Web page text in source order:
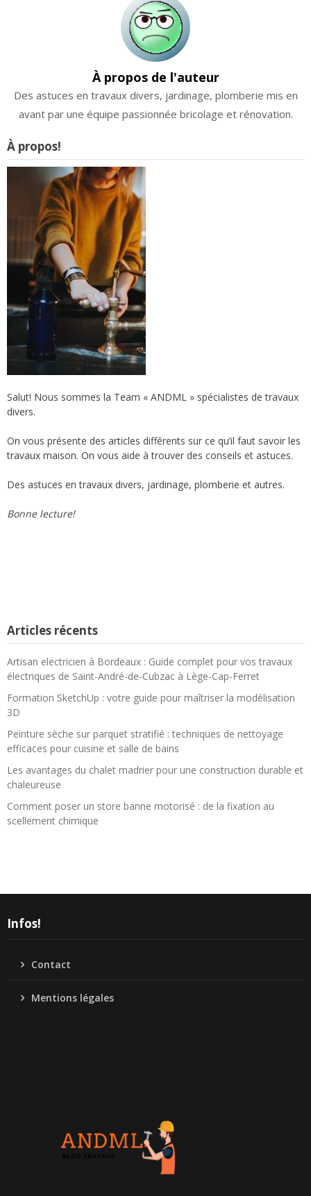
À propos de l'auteur
Des astuces en travaux divers, jardinage, plomberie mis en
avant par une équipe passionnée bricolage et rénovation.
À propos!
Salut! Nous sommes la Team « ANDML » spécialistes de travaux
divers.
On vous présente des articles différents sur ce qu’il faut savoir les
travaux maison. On vous aide à trouver des conseils et astuces.
Des astuces en travaux divers, jardinage, plomberie et autres.
Bonne lecture!
Articles récents
Artisan electricien à Bordeaux : Guide complet pour vos travaux
électriques de Saint-André-de-Cubzac à Lège-Cap-Ferret
Formation SketchUp : votre guide pour maîtriser la modélisation
3D
Peinture sèche sur parquet stratifié : techniques de nettoyage
efficaces pour cuisine et salle de bains
Les avantages du chalet madrier pour une construction durable et
chaleureuse
Comment poser un store banne motorisé : de la fixation au
scellement chimique
Infos!
Contact
Mentions légales